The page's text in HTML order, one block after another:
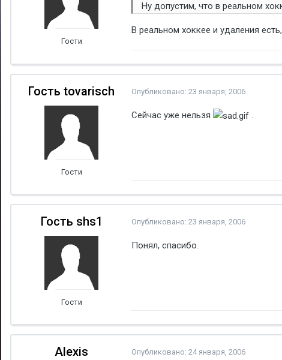
Гости
Ну допустим, что в реальном
В реальном хоккее и удаления
Гость tovarisch
Гости
Опубликовано: 23 января, 2006
Сейчас уже нельзя .
Гость shs1
Гости
Опубликовано: 23 января, 2006
Понял, спасибо.
Alexis Опубликовано: 24 января, 2006